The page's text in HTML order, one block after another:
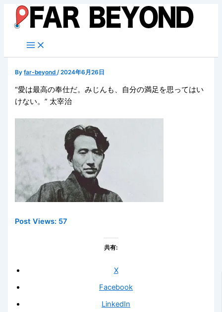
キ
Byfar-beyond/2024年6月26日
“愛は最高の奉仕だ。みじんも、自分の満足を思ってはい
けない。” 太宰治
Post Views: 57
共有:
X
Facebook
LinkedIn